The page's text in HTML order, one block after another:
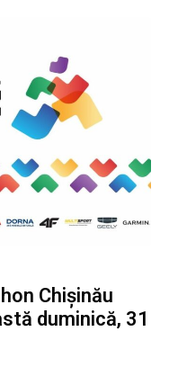
Chișinău
duminică, 31